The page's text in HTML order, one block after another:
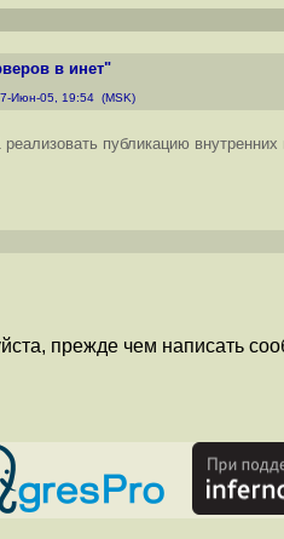
в инет"
Июн-05, 19:54 (MSK)
публикацию внутренних
прежде чем написать